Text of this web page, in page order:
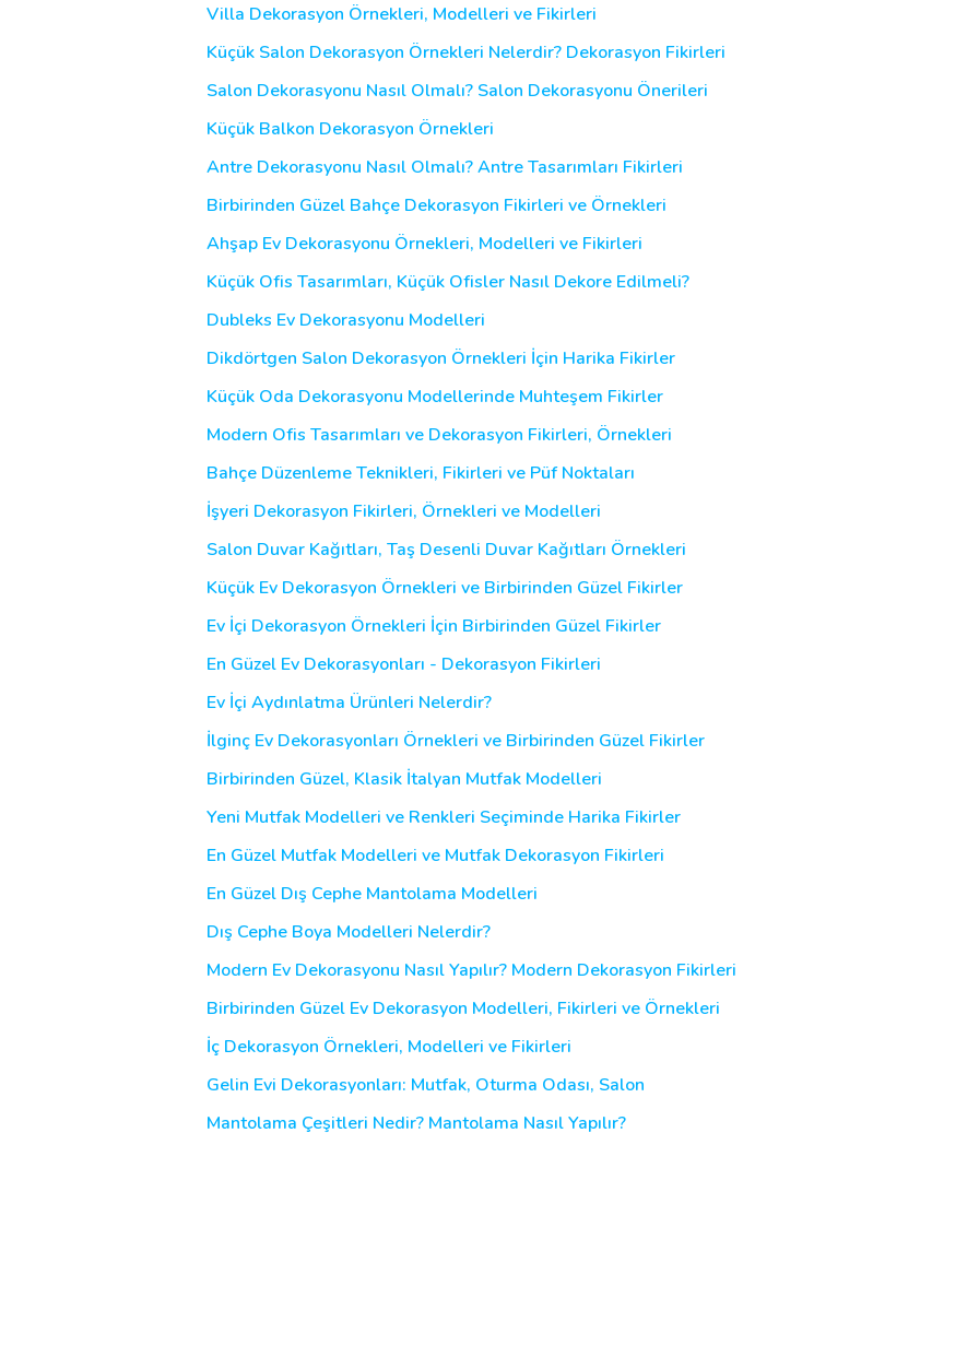
Villa Dekorasyon Örnekleri, Modelleri ve Fikirleri
Küçük Salon Dekorasyon Örnekleri Nelerdir? Dekorasyon Fikirleri
Salon Dekorasyonu Nasıl Olmalı? Salon Dekorasyonu Önerileri
Küçük Balkon Dekorasyon Örnekleri
Antre Dekorasyonu Nasıl Olmalı? Antre Tasarımları Fikirleri
Birbirinden Güzel Bahçe Dekorasyon Fikirleri ve Örnekleri
Ahşap Ev Dekorasyonu Örnekleri, Modelleri ve Fikirleri
Küçük Ofis Tasarımları, Küçük Ofisler Nasıl Dekore Edilmeli?
Dubleks Ev Dekorasyonu Modelleri
Dikdörtgen Salon Dekorasyon Örnekleri İçin Harika Fikirler
Küçük Oda Dekorasyonu Modellerinde Muhteşem Fikirler
Modern Ofis Tasarımları ve Dekorasyon Fikirleri, Örnekleri
Bahçe Düzenleme Teknikleri, Fikirleri ve Püf Noktaları
İşyeri Dekorasyon Fikirleri, Örnekleri ve Modelleri
Salon Duvar Kağıtları, Taş Desenli Duvar Kağıtları Örnekleri
Küçük Ev Dekorasyon Örnekleri ve Birbirinden Güzel Fikirler
Ev İçi Dekorasyon Örnekleri İçin Birbirinden Güzel Fikirler
En Güzel Ev Dekorasyonları - Dekorasyon Fikirleri
Ev İçi Aydınlatma Ürünleri Nelerdir?
İlginç Ev Dekorasyonları Örnekleri ve Birbirinden Güzel Fikirler
Birbirinden Güzel, Klasik İtalyan Mutfak Modelleri
Yeni Mutfak Modelleri ve Renkleri Seçiminde Harika Fikirler
En Güzel Mutfak Modelleri ve Mutfak Dekorasyon Fikirleri
En Güzel Dış Cephe Mantolama Modelleri
Dış Cephe Boya Modelleri Nelerdir?
Modern Ev Dekorasyonu Nasıl Yapılır? Modern Dekorasyon Fikirleri
Birbirinden Güzel Ev Dekorasyon Modelleri, Fikirleri ve Örnekleri
İç Dekorasyon Örnekleri, Modelleri ve Fikirleri
Gelin Evi Dekorasyonları: Mutfak, Oturma Odası, Salon
Mantolama Çeşitleri Nedir? Mantolama Nasıl Yapılır?